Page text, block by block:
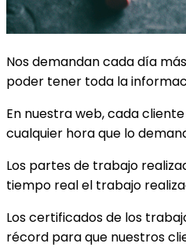
Nos demandan cada día
poder tener toda la
En nuestra web, cada
cualquier hora que lo
Los partes de trabajo
tiempo real el trabajo
Los certificados de los
récord para que nuestros